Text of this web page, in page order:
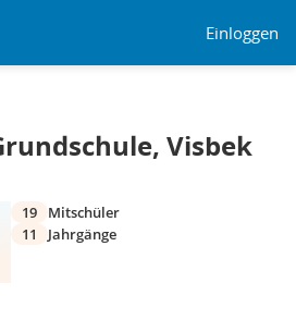
Einloggen
Visbek
19
Mitschüler
11
Jahrgänge